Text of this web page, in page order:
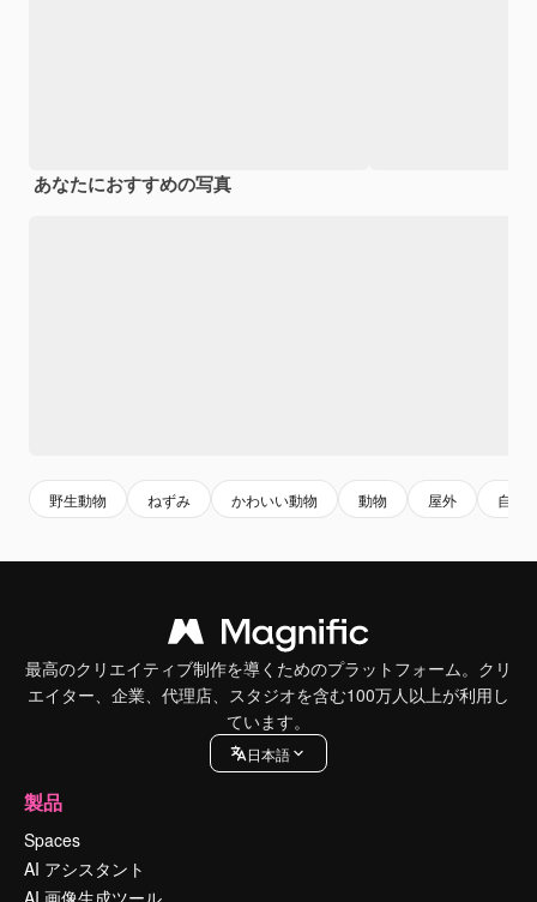
あなたにおすすめの写真
野生動物 ねずみ かわいい動物 動物 屋外 自然
最高のクリエイティブ制作を導くためのプラットフォーム。クリ
エイター、企業、代理店、スタジオを含む100万人以上が利用し
ています。
日本語
製品
Spaces
AI アシスタント